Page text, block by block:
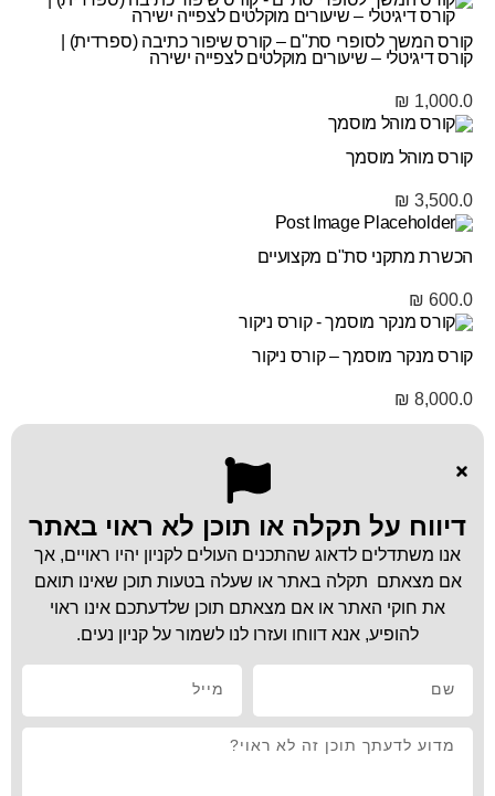
קורס המשך לסופרי סת"ם – קורס שיפור כתיבה (ספרדית) |
קורס דיגיטלי – שיעורים מוקלטים לצפייה ישירה
1,000.0
₪
קורס מוהל מוסמך
3,500.0
₪
הכשרת מתקני סת"ם מקצועיים
600.0
₪
קורס מנקר מוסמך – קורס ניקור
8,000.0
₪
דיווח על תקלה או תוכן לא ראוי באתר
אנו משתדלים לדאוג שהתכנים העולים לקניון יהיו ראויים, אך
אם מצאתם תקלה באתר או שעלה בטעות תוכן שאינו תואם
את חוקי האתר או אם מצאתם תוכן שלדעתכם אינו ראוי
להופיע, אנא דווחו ועזרו לנו לשמור על קניון נעים.